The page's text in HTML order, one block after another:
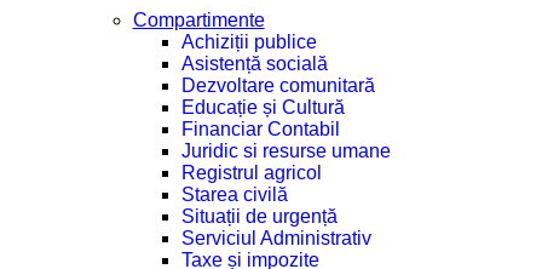
Compartimente
Achiziții publice
Asistență socială
Dezvoltare comunitară
Educație și Cultură
Financiar Contabil
Juridic si resurse umane
Registrul agricol
Starea civilă
Situații de urgență
Serviciul Administrativ
Taxe și impozite